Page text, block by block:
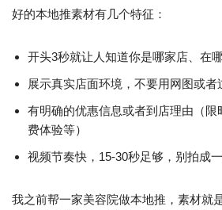
好的本地推素材有几个特征：
开头3秒就让人知道你是哪家店、在
展示真实店面环境，不要用网图或者
有明确的优惠信息或者到店理由（
费体验等）
视频节奏快，15-30秒足够，别拍成
我之前帮一家美容院做本地推，素材就